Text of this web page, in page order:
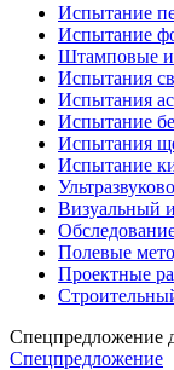
Испытание
Испытание
Штамповые
Испытания
Испытания
Испытание
Испытания
Испытание
Визуальный
Полевые
Проектные
Спецпредложение
Спецпредложение